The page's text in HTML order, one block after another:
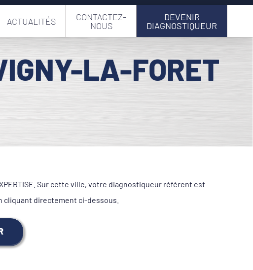
ACTUALITÉS
CONTACTEZ-
NOUS
DEVENIR
DIAGNOSTIQUEUR
LA-FORET
Sur cette ville, votre diagnostiqueur référent est
cliquant directement ci-dessous.